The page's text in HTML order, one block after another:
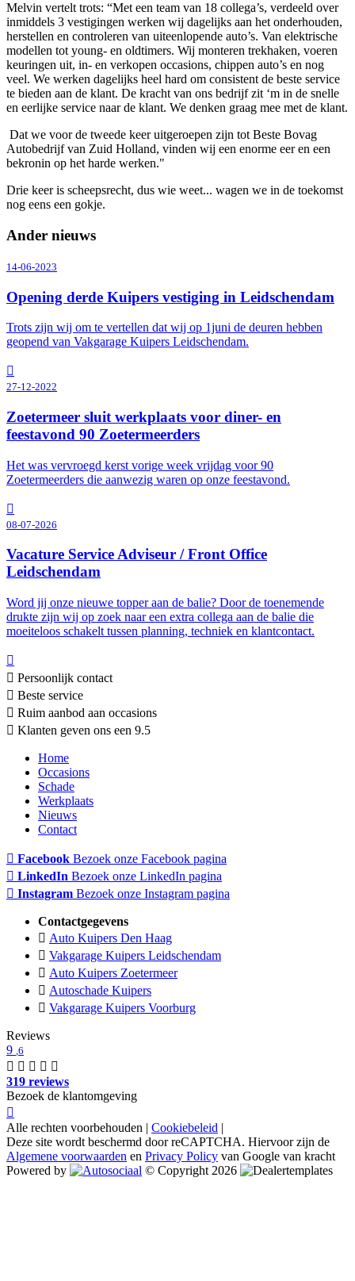
Melvin vertelt trots: “Met een team van 18 collega’s, verdeeld over
inmiddels 3 vestigingen werken wij dagelijks aan het onderhouden,
herstellen en controleren van uiteenlopende auto’s. Van elektrische
modellen tot young- en oldtimers. Wij monteren trekhaken, voeren
keuringen uit, in- en verkopen occasions, chippen auto’s en nog
veel. We werken dagelijks heel hard om consistent de beste service
te bieden aan de klant. De kracht van ons bedrijf zit ‘m in de snelle
en eerlijke service naar de klant. We denken graag mee met de klant.
Dat we voor de tweede keer uitgeroepen zijn tot Beste Bovag
Autobedrijf van Zuid Holland, vinden wij een enorme eer en een
bekronin op het harde werken."
Drie keer is scheepsrecht, dus wie weet... wagen we in de toekomst
nog eens een gokje.
Ander nieuws
14-06-2023
Opening derde Kuipers vestiging in Leidschendam
Trots zijn wij om te vertellen dat wij op 1juni de deuren hebben
geopend van Vakgarage Kuipers Leidschendam.
27-12-2022
Zoetermeer sluit werkplaats voor diner- en
feestavond 90 Zoetermeerders
Het was vervroegd kerst vorige week vrijdag voor 90
Zoetermeerders die aanwezig waren op onze feestavond.
08-07-2026
Vacature Service Adviseur / Front Office
Leidschendam
Word jij onze nieuwe topper aan de balie? Door de toenemende
drukte zijn wij op zoek naar een extra collega aan de balie die
moeiteloos schakelt tussen planning, techniek en klantcontact.
Persoonlijk contact
Beste service
Ruim aanbod aan occasions
Klanten geven ons een 9.5
Home
Occasions
Schade
Werkplaats
Nieuws
Contact
Facebook Bezoek onze Facebook pagina
LinkedIn Bezoek onze LinkedIn pagina
Instagram Bezoek onze Instagram pagina
Contactgegevens
Auto Kuipers Den Haag
Vakgarage Kuipers Leidschendam
Auto Kuipers Zoetermeer
Autoschade Kuipers
Vakgarage Kuipers Voorburg
Reviews
9 ,6
319 reviews
Bezoek de klantomgeving
Alle rechten voorbehouden | Cookiebeleid |
Deze site wordt beschermd door reCAPTCHA. Hiervoor zijn de
Algemene voorwaarden en Privacy Policy van Google van kracht
Powered by
© Copyright 2026